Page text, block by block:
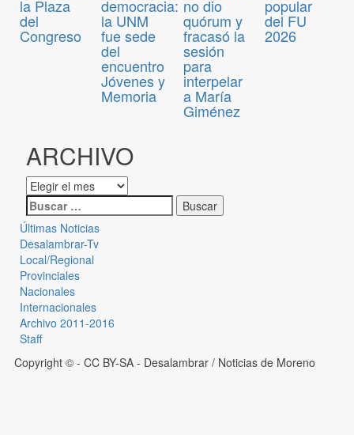
la Plaza
del
Congreso
democracia:
la UNM
fue sede
del
encuentro
Jóvenes y
Memoria
no dio
quórum y
fracasó la
sesión
para
interpelar
a María
Giménez
popular
del FU
2026
ARCHIVO
Últimas Noticias
Desalambrar-Tv
Local/Regional
Provinciales
Nacionales
Internacionales
Archivo 2011-2016
Staff
Copyright © - CC BY-SA - Desalambrar / Noticias de Moreno